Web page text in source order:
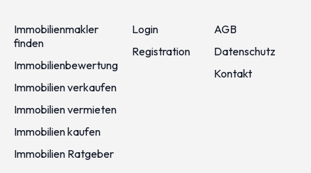
Immobilienmakler
finden
Immobilienbewertung
Immobilien verkaufen
Immobilien vermieten
Immobilien kaufen
Immobilien Ratgeber
Login
Registration
AGB
Datenschutz
Kontakt